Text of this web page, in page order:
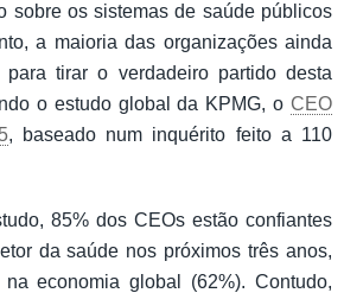
sobre os sistemas de saúde públicos
a maioria das organizações ainda
para tirar o verdadeiro partido desta
o estudo global da KPMG, o CEO
, baseado num inquérito feito a 110
85% dos CEOs estão confiantes
da saúde nos próximos três anos,
economia global (62%). Contudo,